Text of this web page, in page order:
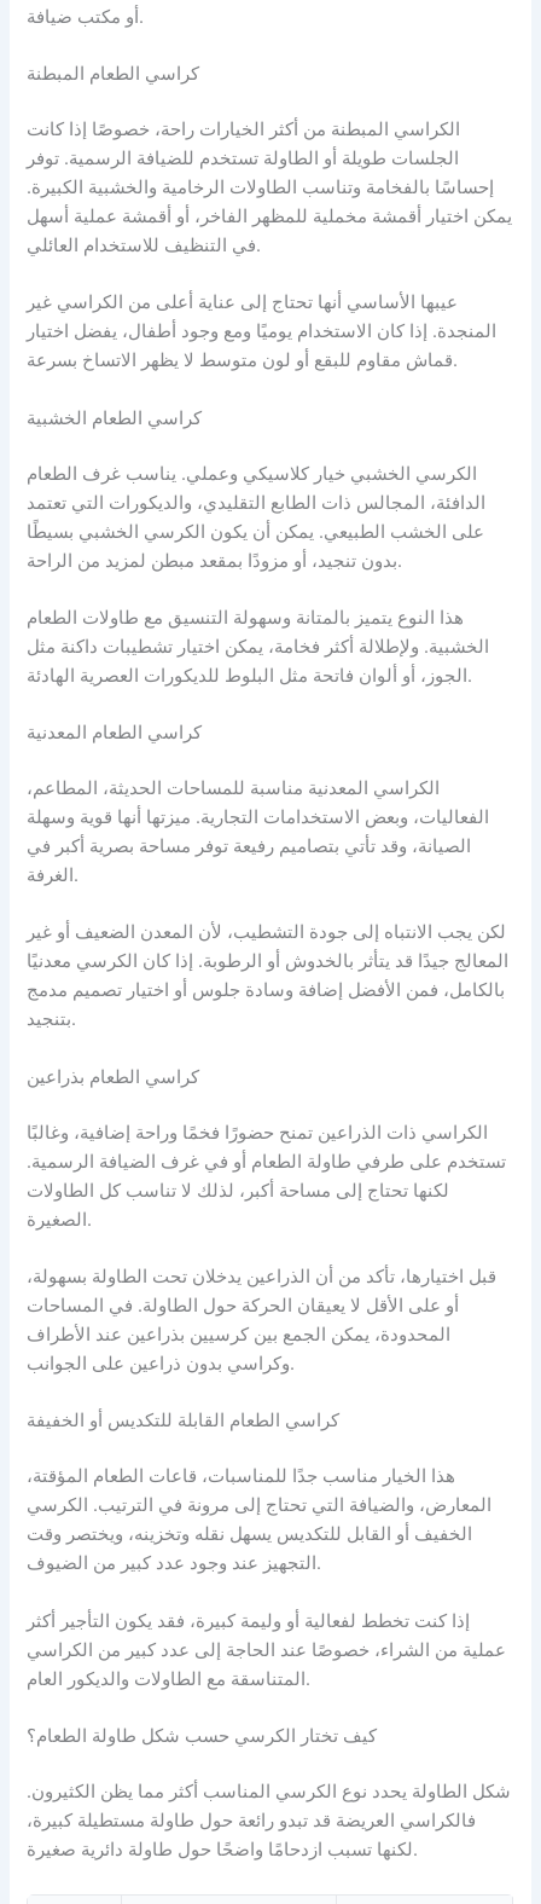
أو مكتب ضيافة.
كراسي الطعام المبطنة
الكراسي المبطنة من أكثر الخيارات راحة، خصوصًا إذا كانت
الجلسات طويلة أو الطاولة تستخدم للضيافة الرسمية. توفر
إحساسًا بالفخامة وتناسب الطاولات الرخامية والخشبية الكبيرة.
يمكن اختيار أقمشة مخملية للمظهر الفاخر، أو أقمشة عملية أسهل
في التنظيف للاستخدام العائلي.
عيبها الأساسي أنها تحتاج إلى عناية أعلى من الكراسي غير
المنجدة. إذا كان الاستخدام يوميًا ومع وجود أطفال، يفضل اختيار
قماش مقاوم للبقع أو لون متوسط لا يظهر الاتساخ بسرعة.
كراسي الطعام الخشبية
الكرسي الخشبي خيار كلاسيكي وعملي. يناسب غرف الطعام
الدافئة، المجالس ذات الطابع التقليدي، والديكورات التي تعتمد
على الخشب الطبيعي. يمكن أن يكون الكرسي الخشبي بسيطًا
بدون تنجيد، أو مزودًا بمقعد مبطن لمزيد من الراحة.
هذا النوع يتميز بالمتانة وسهولة التنسيق مع طاولات الطعام
الخشبية. ولإطلالة أكثر فخامة، يمكن اختيار تشطيبات داكنة مثل
الجوز، أو ألوان فاتحة مثل البلوط للديكورات العصرية الهادئة.
كراسي الطعام المعدنية
الكراسي المعدنية مناسبة للمساحات الحديثة، المطاعم،
الفعاليات، وبعض الاستخدامات التجارية. ميزتها أنها قوية وسهلة
الصيانة، وقد تأتي بتصاميم رفيعة توفر مساحة بصرية أكبر في
الغرفة.
لكن يجب الانتباه إلى جودة التشطيب، لأن المعدن الضعيف أو غير
المعالج جيدًا قد يتأثر بالخدوش أو الرطوبة. إذا كان الكرسي معدنيًا
بالكامل، فمن الأفضل إضافة وسادة جلوس أو اختيار تصميم مدمج
بتنجيد.
كراسي الطعام بذراعين
الكراسي ذات الذراعين تمنح حضورًا فخمًا وراحة إضافية، وغالبًا
تستخدم على طرفي طاولة الطعام أو في غرف الضيافة الرسمية.
لكنها تحتاج إلى مساحة أكبر، لذلك لا تناسب كل الطاولات
الصغيرة.
قبل اختيارها، تأكد من أن الذراعين يدخلان تحت الطاولة بسهولة،
أو على الأقل لا يعيقان الحركة حول الطاولة. في المساحات
المحدودة، يمكن الجمع بين كرسيين بذراعين عند الأطراف
وكراسي بدون ذراعين على الجوانب.
كراسي الطعام القابلة للتكديس أو الخفيفة
هذا الخيار مناسب جدًا للمناسبات، قاعات الطعام المؤقتة،
المعارض، والضيافة التي تحتاج إلى مرونة في الترتيب. الكرسي
الخفيف أو القابل للتكديس يسهل نقله وتخزينه، ويختصر وقت
التجهيز عند وجود عدد كبير من الضيوف.
إذا كنت تخطط لفعالية أو وليمة كبيرة، فقد يكون التأجير أكثر
عملية من الشراء، خصوصًا عند الحاجة إلى عدد كبير من الكراسي
المتناسقة مع الطاولات والديكور العام.
كيف تختار الكرسي حسب شكل طاولة الطعام؟
شكل الطاولة يحدد نوع الكرسي المناسب أكثر مما يظن الكثيرون.
فالكراسي العريضة قد تبدو رائعة حول طاولة مستطيلة كبيرة،
لكنها تسبب ازدحامًا واضحًا حول طاولة دائرية صغيرة.